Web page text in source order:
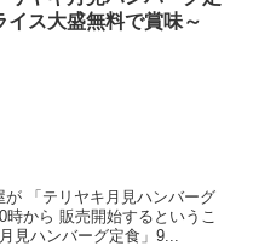
イス大盛無料で賞味～
から 販売開始するというこ
テリヤキ月見ハンバーグ定食」9...